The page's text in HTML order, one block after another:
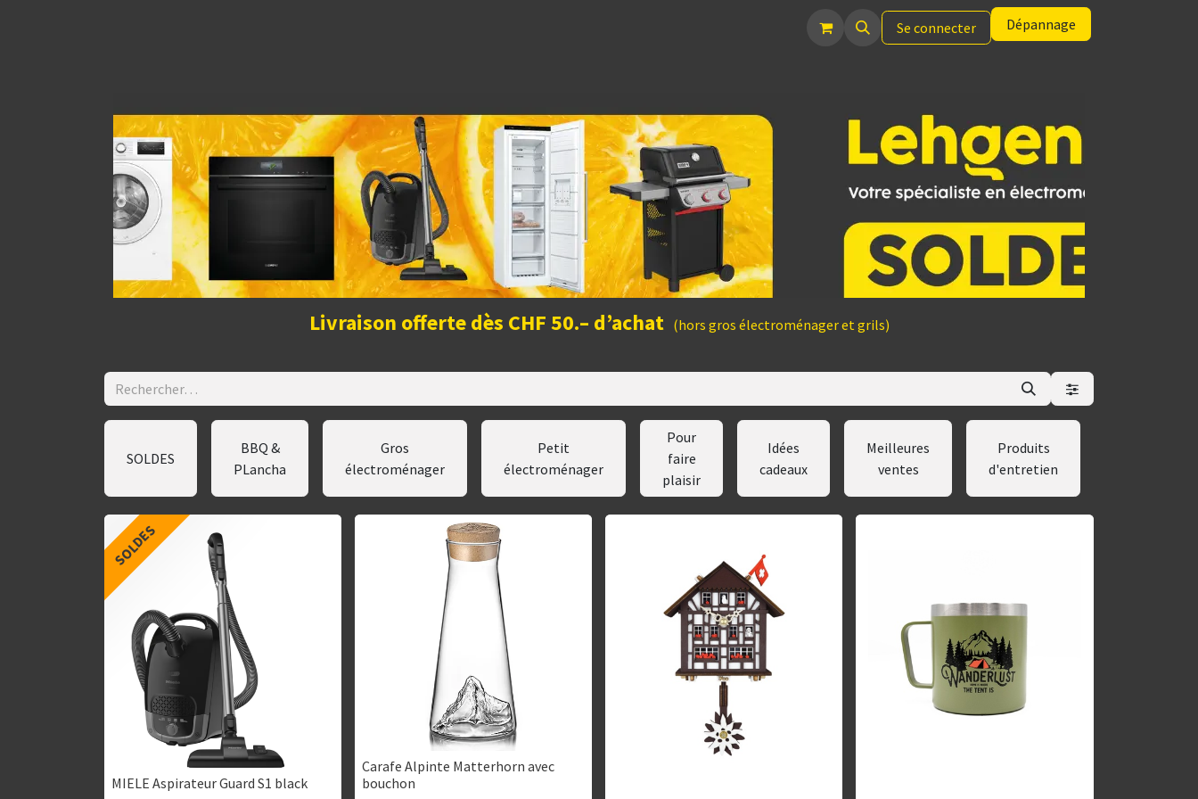
Se connecter Dépannage
Livraison offerte dès CHF 50.– d’achat (hors gros électroménager et grils)
SOLDES
BBQ &
PLancha
Gros
électroménager
Petit
électroménager
Pour
faire
plaisir
Idées
cadeaux
Meilleures
ventes
Produits
d'entretien
SOLDES
MIELE Aspirateur Guard S1 black
Carafe Alpinte Matterhorn avec
bouchon